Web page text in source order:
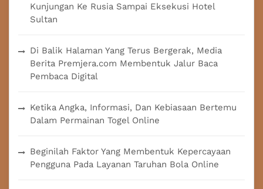
Kunjungan Ke Rusia Sampai Eksekusi Hotel
Sultan
Di Balik Halaman Yang Terus Bergerak, Media
Berita Premjera.com Membentuk Jalur Baca
Pembaca Digital
Ketika Angka, Informasi, Dan Kebiasaan Bertemu
Dalam Permainan Togel Online
Beginilah Faktor Yang Membentuk Kepercayaan
Pengguna Pada Layanan Taruhan Bola Online